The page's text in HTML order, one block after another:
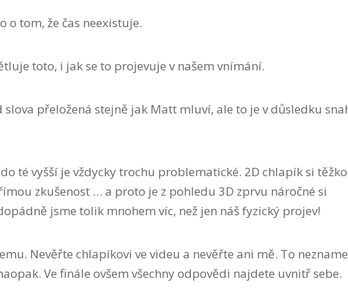
o tom, že čas neexistuje.
toto, i jak se to projevuje v našem vnímání.
slova přeložená stejně jak Matt mluví, ale to je v důsledku
té vyšší je vždycky trochu problematické. 2D chlapík si těžko
zkušenost … a proto je z pohledu 3D zprvu náročné si
jsme tolik mnohem víc, než jen náš fyzický projev!
Nevěřte chlapíkovi ve videu a nevěřte ani mě. To
Ve finále ovšem všechny odpovědi najdete uvnitř sebe.